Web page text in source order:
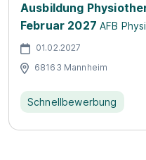
Ausbildung
Februar 2027 AFB
01.02.2027
68163 Mannheim
Schnellbewerbung